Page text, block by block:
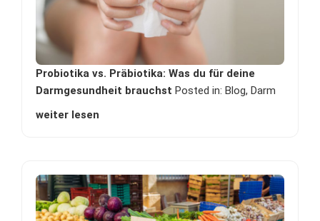
Probiotika vs. Präbiotika: Was du für deine
Darmgesundheit brauchst Posted in: Blog,Darm
weiter lesen